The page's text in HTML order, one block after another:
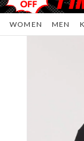
WOMEN MEN